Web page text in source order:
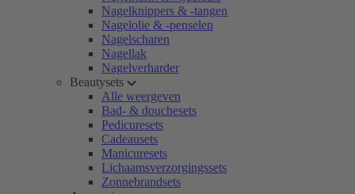
Nagelknippers & -tangen
Nagelolie & -penselen
Nagelscharen
Nagellak
Nagelverharder
Beautysets
Alle weergeven
Bad- & douchesets
Pedicuresets
Cadeausets
Manicuresets
Lichaamsverzorgingssets
Zonnebrandsets